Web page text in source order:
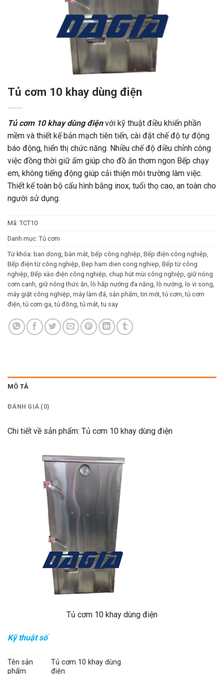
Tủ cơm 10 khay dùng điện
Tủ cơm 10 khay dùng điệnvới kỹ thuật điều khiển phần
mềm và thiết kế bản mạch tiên tiến, cài đặt chế độ tự động
báo động, hiển thị chức năng. Nhiều chế độ điều chỉnh công
việc đồng thời giữ ấm giúp cho đồ ăn thơm ngon Bếp chạy
em, không tiếng động giúp cải thiện môi trường làm việc.
Thiết kế toàn bộ cấu hình bằng inox, tuổi thọ cao, an toàn cho
người sử dụng.
Mã: TCT10
Danh mục: Tủ cơm
Từ khóa: ban dong bàn mát bếp công nghiệp Bếp điện công nghiệp
Bếp điện từ công nghiệp Bep ham dien cong nghiep Bếp từ công
nghiệp Bếp xào điện công nghiệp chup hút mùi công nghiệp giữ nóng
cơm canh giữ nóng thức ăn lò hấp nướng đa năng lò nướng lo vi song
máy giặt công nghiệp máy làm đá sản phẩm ,tin mới ,tủ cơm ,tủ cơm
điện ,tủ cơm ga ,tủ đông ,tủ mát ,tu say
MÔ TẢ
ĐÁNH GIÁ (0)
Chi tiết về sản phẩm: Tủ cơm 10 khay dùng điện
Tủ cơm 10 khay dùng điện
Kỹ thuật số
Tên sản
phẩm
Tủ cơm 10 khay dùng
điện